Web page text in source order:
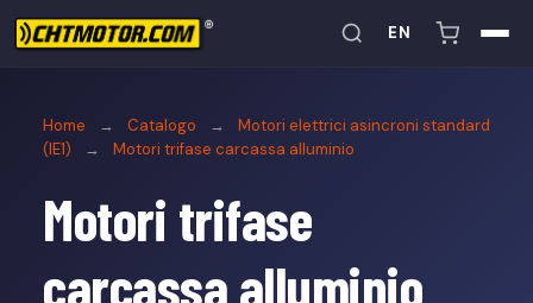
EN
Home → Catalogo →
Motori elettrici asincroni standard
(IE1)
→ Motori trifase carcassa alluminio
Motori trifase
carcassa alluminio